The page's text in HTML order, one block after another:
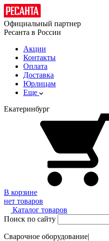
Официальный партнер
Ресанта в России
Акции
Контакты
Оплата
Доставка
Юрлицам
Еще
Екатеринбург
В корзине
нет товаров
Каталог товаров
Поиск по сайту
Сварочное оборудование|